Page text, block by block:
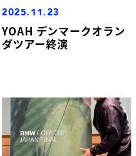
2025.11.23
YOAH デンマークオラン
ダツアー終演